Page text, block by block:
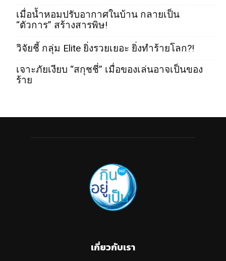
เมื่อน้ำหอมปรับอากาศในบ้าน กลายเป็น
“ตัวการ” สร้างสารพิษ!
วิจัยชี้ กลุ่ม Elite ยิ่งรวยเยอะ ยิ่งทำร้ายโลก?!
เจาะภัยเงียบ “สกุชชี่” เมื่อของเล่นอาจเป็นของ
ร้าย
เกี่ยวกับเรา